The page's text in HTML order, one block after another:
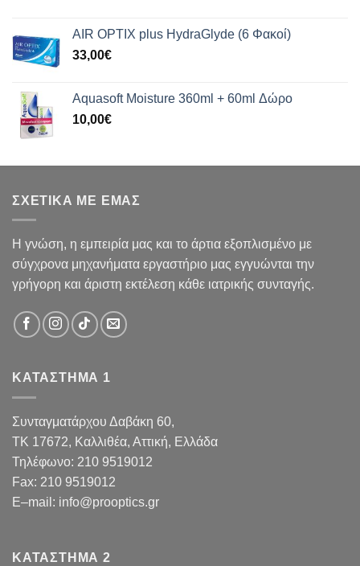
AIR OPTIX plus HydraGlyde (6 Φακοί)
33,00€
Aquasoft Moisture 360ml + 60ml Δώρο
10,00€
ΣΧΕΤΙΚΑ ΜΕ ΕΜΑΣ
Η γνώση, η εμπειρία μας και το άρτια εξοπλισμένο με
σύγχρονα μηχανήματα εργαστήριο μας εγγυώνται την
γρήγορη και άριστη εκτέλεση κάθε ιατρικής συνταγής.
ΚΑΤΑΣΤΗΜΑ 1
Συνταγματάρχου Δαβάκη 60,
TK 17672, Καλλιθέα, Αττική, Ελλάδα
Τηλέφωνο: 210 9519012
Fax: 210 9519012
E–mail : info@prooptics.gr
ΚΑΤΑΣΤΗΜΑ 2